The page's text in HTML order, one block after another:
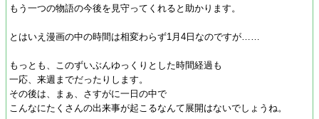
もう一つの物語の今後を見守ってくれると助かります。
とはいえ漫画の中の時間は相変わらず1月4日なのですが……
もっとも、このずいぶんゆっくりとした時間経過も
一応、来週までだったりします。
その後は、まぁ、さすがに一日の中で
こんなにたくさんの出来事が起こるなんて展開はないでしょうね。